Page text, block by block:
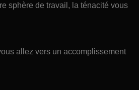
sphère de travail, la ténacité vous
allez vers un accomplissement